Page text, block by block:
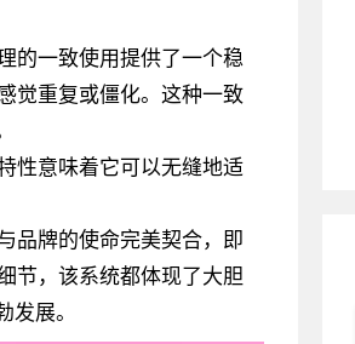
的一致使用提供了一个稳
觉重复或僵化。这种一致
性意味着它可以无缝地适
品牌的使命完美契合，即
节，该系统都体现了大胆
展。